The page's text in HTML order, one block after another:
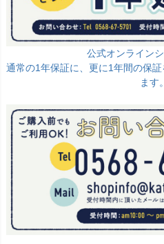
公式オンライン
通常の1年保証に、更に1年間の保
ます。